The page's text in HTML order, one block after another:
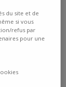
couvre
permet à
trouver le
la
son budget.
L'ANNÉE
du site et de
si vous
refus par
pour une